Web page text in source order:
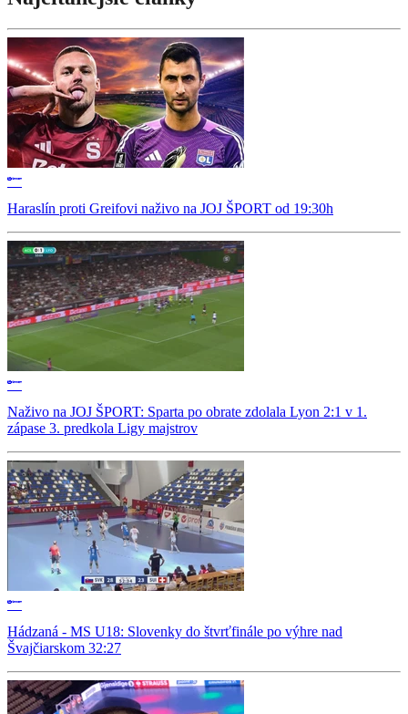
Haraslín proti Greifovi naživo na JOJ ŠPORT od 19:30h
Naživo na JOJ ŠPORT: Sparta po obrate zdolala Lyon 2:1 v 1.
zápase 3. predkola Ligy majstrov
Hádzaná - MS U18: Slovenky do štvrťfinále po výhre nad
Švajčiarskom 32:27